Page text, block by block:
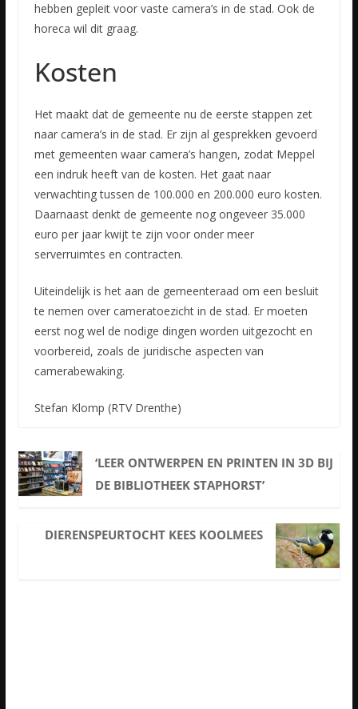
hebben gepleit voor vaste camera’s in de stad. Ook de
horeca wil dit graag.
Kosten
Het maakt dat de gemeente nu de eerste stappen zet
naar camera’s in de stad. Er zijn al gesprekken gevoerd
met gemeenten waar camera’s hangen, zodat Meppel
een indruk heeft van de kosten. Het gaat naar
verwachting tussen de 100.000 en 200.000 euro kosten.
Daarnaast denkt de gemeente nog ongeveer 35.000
euro per jaar kwijt te zijn voor onder meer
serverruimtes en contracten.
Uiteindelijk is het aan de gemeenteraad om een besluit
te nemen over cameratoezicht in de stad. Er moeten
eerst nog wel de nodige dingen worden uitgezocht en
voorbereid, zoals de juridische aspecten van
camerabewaking.
Stefan Klomp (RTV Drenthe)
‘LEER ONTWERPEN EN PRINTEN IN 3D BIJ
DE BIBLIOTHEEK STAPHORST’
DIERENSPEURTOCHT KEES KOOLMEES